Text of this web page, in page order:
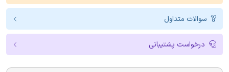
سوالات متداول
درخواست پشتیبانی